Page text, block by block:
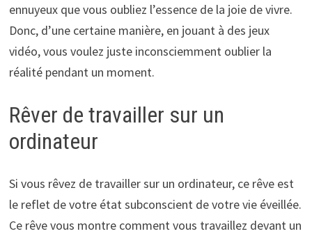
ennuyeux que vous oubliez l’essence de la joie de vivre.
Donc, d’une certaine manière, en jouant à des jeux
vidéo, vous voulez juste inconsciemment oublier la
réalité pendant un moment.
Rêver de travailler sur un
ordinateur
Si vous rêvez de travailler sur un ordinateur, ce rêve est
le reflet de votre état subconscient de votre vie éveillée.
Ce rêve vous montre comment vous travaillez devant un